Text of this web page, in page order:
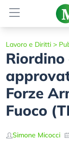
Lavoro e Diritti >
Forze
Fuoco
Simone Micocci